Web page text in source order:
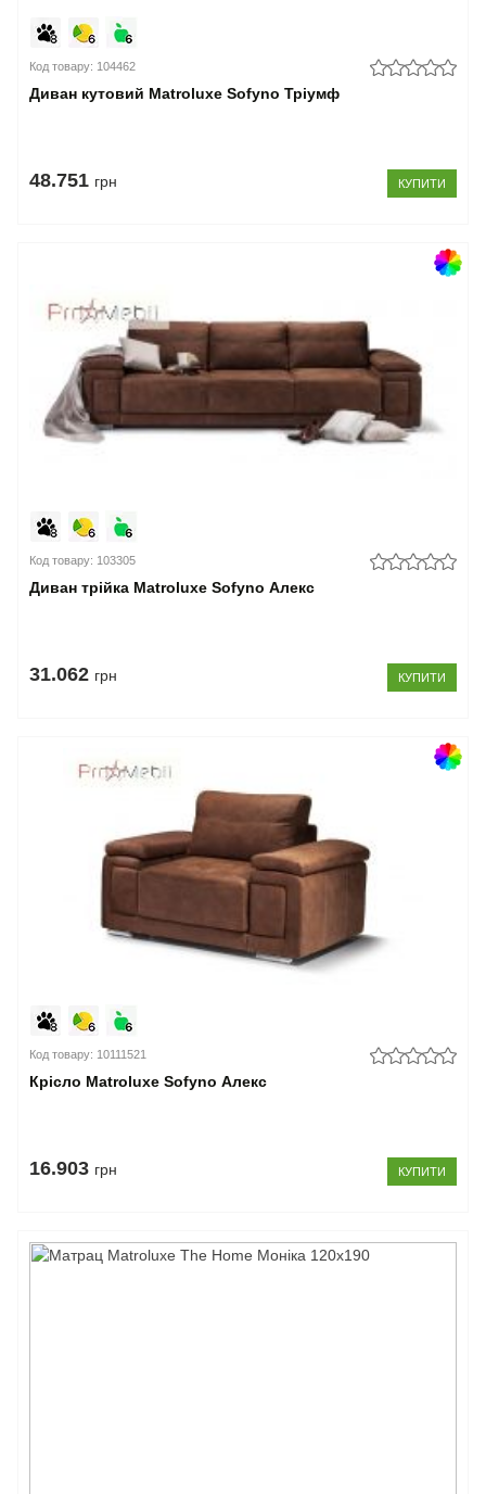
Код товару: 104462
Диван кутовий Matroluxe Sofyno Тріумф
48.751 грн КУПИТИ
Код товару: 103305
Диван трійка Matroluxe Sofyno Алекс
31.062 грн КУПИТИ
Код товару: 10111521
Крісло Matroluxe Sofyno Алекс
16.903 грн КУПИТИ